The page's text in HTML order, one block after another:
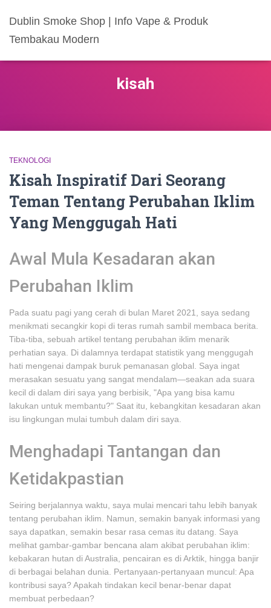
Dublin Smoke Shop | Info Vape & Produk
Tembakau Modern
kisah
TEKNOLOGI
Kisah Inspiratif Dari Seorang
Teman Tentang Perubahan Iklim
Yang Menggugah Hati
Awal Mula Kesadaran akan
Perubahan Iklim
Pada suatu pagi yang cerah di bulan Maret 2021, saya sedang
menikmati secangkir kopi di teras rumah sambil membaca berita.
Tiba-tiba, sebuah artikel tentang perubahan iklim menarik
perhatian saya. Di dalamnya terdapat statistik yang menggugah
hati mengenai dampak buruk pemanasan global. Saya ingat
merasakan sesuatu yang sangat mendalam—seakan ada suara
kecil di dalam diri saya yang berbisik, "Apa yang bisa kamu
lakukan untuk membantu?" Saat itu, kebangkitan kesadaran akan
isu lingkungan mulai tumbuh dalam diri saya.
Menghadapi Tantangan dan
Ketidakpastian
Seiring berjalannya waktu, saya mulai mencari tahu lebih banyak
tentang perubahan iklim. Namun, semakin banyak informasi yang
saya dapatkan, semakin besar rasa cemas itu datang. Saya
melihat gambar-gambar bencana alam akibat perubahan iklim:
kebakaran hutan di Australia, pencairan es di Arktik, hingga banjir
di berbagai belahan dunia. Pertanyaan-pertanyaan muncul: Apa
kontribusi saya? Apakah tindakan kecil benar-benar dapat
membuat perbedaan?